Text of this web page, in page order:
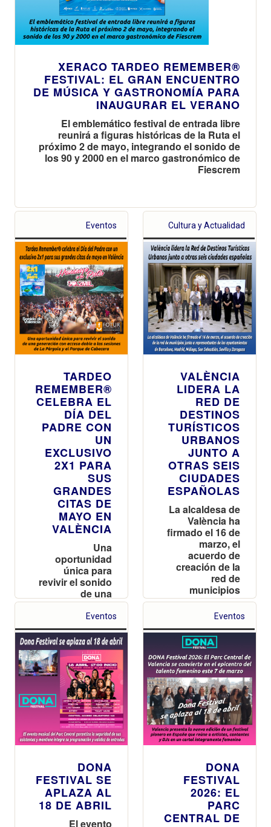
XERACO TARDEO REMEMBER®
FESTIVAL: EL GRAN ENCUENTRO
DE MÚSICA Y GASTRONOMÍA PARA
INAUGURAR EL VERANO
El emblemático festival de entrada libre
reunirá a figuras históricas de la Ruta el
próximo 2 de mayo, integrando el sonido de
los 90 y 2000 en el marco gastronómico de
Fiescrem
Eventos
TARDEO
REMEMBER®
CELEBRA EL
DÍA DEL
PADRE CON
UN
EXCLUSIVO
2X1 PARA
SUS
GRANDES
CITAS DE
MAYO EN
VALÈNCIA
Una
oportunidad
única para
revivir el sonido
de una
generación con
acceso doble a
las sesiones de
La Pérgola y el
Parque de
Cabecera
Cultura y Actualidad
VALÈNCIA
LIDERA LA
RED DE
DESTINOS
TURÍSTICOS
URBANOS
JUNTO A
OTRAS SEIS
CIUDADES
ESPAÑOLAS
La alcaldesa de
València ha
firmado el 16 de
marzo, el
acuerdo de
creación de la
red de
municipios
junto a
representantes
ayuntamientos
de Barcelona,
Madrid, Málaga,
San Sebastián,
Sevilla y
Zaragoza
Eventos
DONA
FESTIVAL SE
APLAZA AL
18 DE ABRIL
El evento
Eventos
DONA
FESTIVAL
2026: EL
PARC
CENTRAL DE